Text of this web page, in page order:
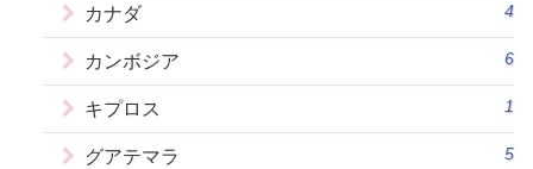
カナダ 4
カンボジア 6
キプロス 1
グアテマラ 5